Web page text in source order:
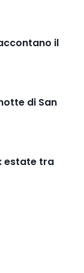
il
di San
estate tra